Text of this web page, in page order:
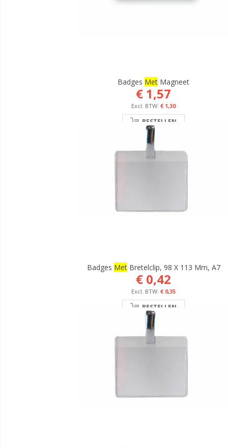
Badges Met Magneet
€ 1,57
€ 1,30
BESTELLEN
Badges MetBretelclip, 98 X 113 Mm, A7
€ 0,42
€ 0,35
BESTELLEN